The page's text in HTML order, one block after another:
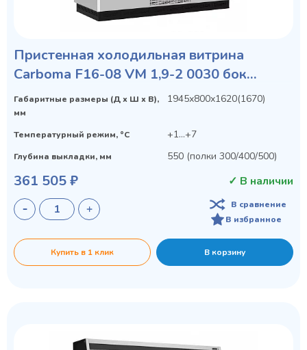
Пристенная холодильная витрина
Carboma F16-08 VM 1,9-2 0030 бок
металл с зеркалом (9006-9005) (Tokyo 2)
Габаритные размеры (Д х Ш х В),
мм
1945х800х1620(1670)
Температурный режим, °C +1...+7
Глубина выкладки, мм 550 (полки 300/400/500)
361 505 ₽ ✓ В наличии
В сравнение
В избранное
Купить в 1 клик В корзину